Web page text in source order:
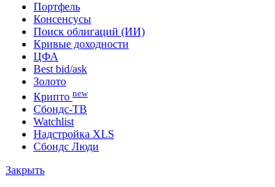
Портфель
Консенсусы
Поиск облигаций (ИИ)
Кривые доходности
ЦФА
Best bid/ask
Золото
Крипто new
Сбондс-ТВ
Watchlist
Надстройка XLS
Сбондс Люди
Закрыть